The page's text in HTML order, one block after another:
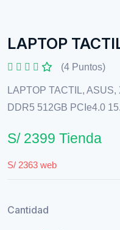
LAPTOP
(4 Puntos)
LAPTOP TACTIL,
DDR5 512GB PCIe4.0
S/ 2399 Tienda
S/ 2363 web
Cantidad